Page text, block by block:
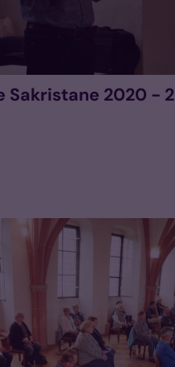
Sakristane 2020 - 2